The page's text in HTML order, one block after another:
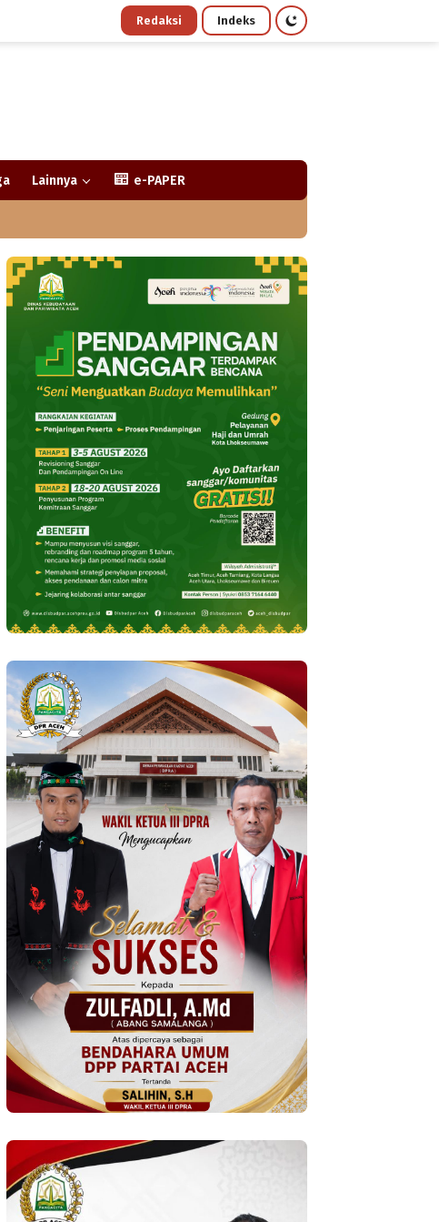
Redaksi Indeks
Lainnya e-PAPER